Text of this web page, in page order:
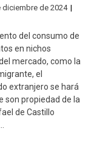
diciembre de 2024
del consumo de
en nichos
mercado, como la
el
extranjero se hará
son propiedad de la
de Castillo